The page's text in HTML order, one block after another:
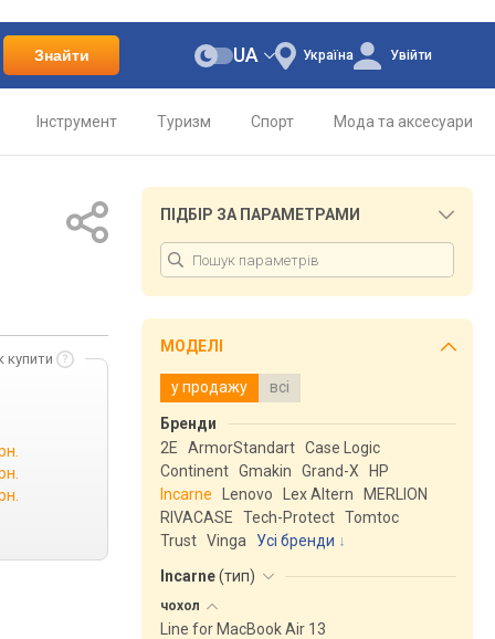
Знайти Україна
UA Увійти
Інструмент Туризм Спорт Мода та аксесуари
купити
ПІДБІР ЗА ПАРАМЕТРАМИ
МОДЕЛІ
у продажу всі
Бренди
2E
ArmorStandart Case Logic
Continent Gmakin Grand-X
HP
Incarne
Lenovo Lex Altern
MERLION
RIVACASE
Tech-Protect Tomtoc
Trust Vinga
Усі бренди
Incarne(тип)
чохол
Line for MacBook Air 13